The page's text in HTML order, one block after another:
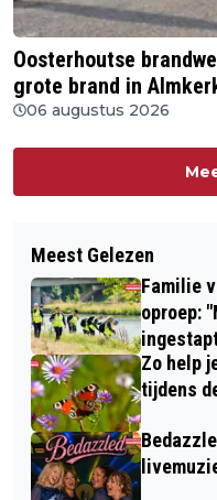
Oosterhoutse
grote brand in
06 augustus 2026
Meest Gelezen
Familie
oproep:
Zo help
tijdens